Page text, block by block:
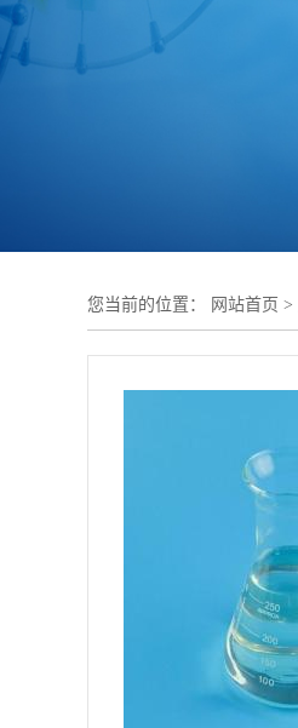
您当前的位置： 网站首页 >